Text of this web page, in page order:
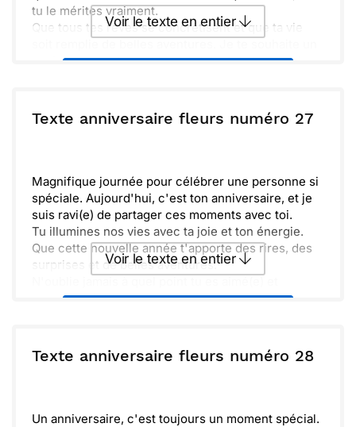
tu le mérites vraiment.
Que tous tes rêves se concrétisent et que ta vie
anniversaire mémorable et éclatant de lumière !
Voir le texte en entier
ou : Copier Recevoir par mail
Texte anniversaire fleurs numéro 27
Magnifique journée pour célébrer une personne si
spéciale. Aujourd'hui, c'est ton anniversaire, et je
suis ravi(e) de partager ces moments avec toi.
Tu illumines nos vies avec ta joie et ton énergie.
Que cette nouvelle année t'apporte des rires, des
surprises et de belles aventures.
apprécié(e). Chaque instant passé avec toi est un
inoubliable. Que tous tes rêves, même les plus
fous, se réalisent. Profite bien de chaque instant !
Voir le texte en entier
ou : Copier Recevoir par mail
Texte anniversaire fleurs numéro 28
Un anniversaire, c'est toujours un moment spécial.